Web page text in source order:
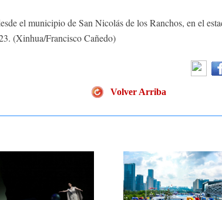
el municipio de San Nicolás de los Ranchos, en el
(Xinhua/Francisco Cañedo)
Volver Arriba